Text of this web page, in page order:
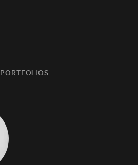
PORTFOLIOS